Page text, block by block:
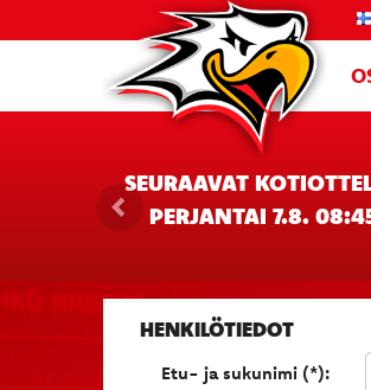
SEURAAVAT
PERJANTAI 7.8.
HENKILÖTIEDOT
Etu- ja sukunimi (*):